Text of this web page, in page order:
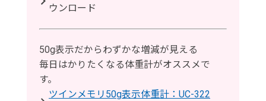
ウンロード
50g表示だからわずかな増減が見える
毎日はかりたくなる体重計がオススメで
す。
ツインメモリ50g表示体重計：UC-322